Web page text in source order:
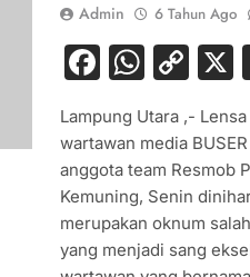
Admin 6 Tahun Ago
Lampung Utara ,-
wartawan media
anggota team Resmob
Kemuning, Senin
merupakan oknum
yang menjadi sang